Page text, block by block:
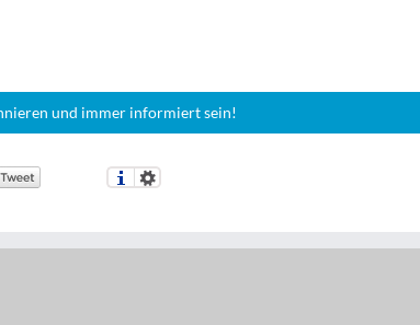
und immer informiert sein!